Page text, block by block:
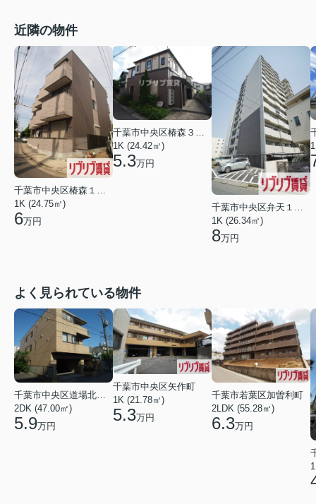
近隣の物件
1K (24.75㎡)
6万円
千葉市中央区椿森３丁目
1K (24.42㎡)
5.3万円
千葉市中央区弁天１丁目
1K (26.34㎡)
8万円
よく見られている物件
千葉市中央区道場北２丁目
2DK (47.00㎡)
5.9万円
千葉市中央区矢作町
1K (21.78㎡)
5.3万円
千葉市若葉区加曽利町
2LDK (55.28㎡)
6.3万円